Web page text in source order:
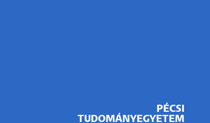
PÉCSI
TUDOMÁNYEGYETEM